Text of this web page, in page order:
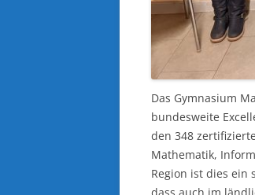
Das Gymnasium
bundesweite
den 348
Mathematik,
Region ist dies ein